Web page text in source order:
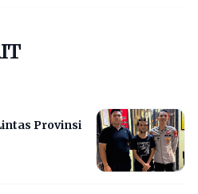
Provinsi